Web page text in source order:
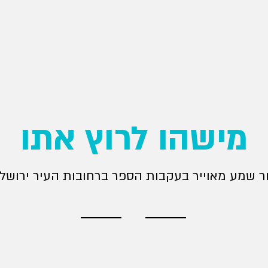
מישהו לרוץ אתו
שמע מאוייר בעקבות הספר ברחובות העיר